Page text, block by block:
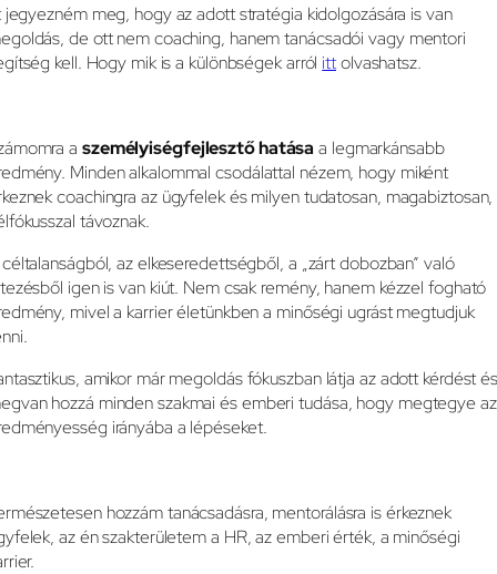
jegyezném meg, hogy az adott stratégia kidolgozására is van
de ott nem coaching, hanem tanácsadói vagy mentori
kell. Hogy mik is a különbségek arról ittolvashatsz.
a személyiségfejlesztő hatása a legmarkánsabb
Minden alkalommal csodálattal nézem, hogy miként
coachingra az ügyfelek és milyen tudatosan, magabiztosan,
távoznak.
az elkeseredettségből, a „zárt dobozban” való
igen is van kiút. Nem csak remény, hanem kézzel fogható
mivel a karrier életünkben a minőségi ugrást megtudjuk
amikor már megoldás fókuszban látja az adott kérdést
hozzá minden szakmai és emberi tudása, hogy megtegye az
irányába a lépéseket.
hozzám tanácsadásra, mentorálásra is érkeznek
az én szakterületem a HR, az emberi érték, a minőségi